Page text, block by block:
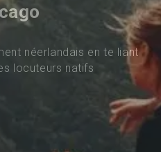
néerlandais en te liant
locuteurs natifs